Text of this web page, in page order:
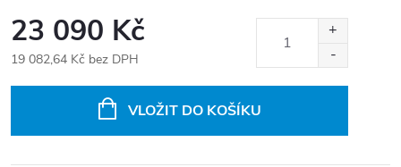
23 090 Kč
19 082,64 Kč bez DPH
VLOŽIT DO KOŠÍKU